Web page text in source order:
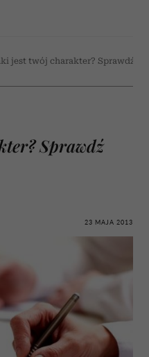
jest twój charakter? Sprawdź
Sprawdź
23 MAJA 2013